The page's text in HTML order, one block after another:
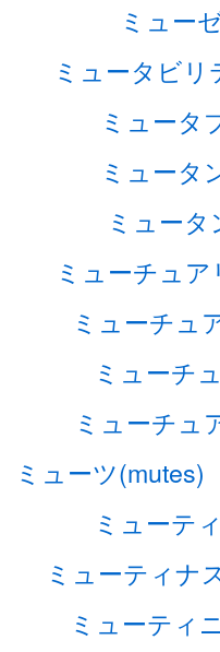
ミュー
ミュータビリ
ミュータ
ミュータ
ミュー
ミューチュ
ミューチュ
ミューチ
ミューチュ
ミューツ(mutes)
ミューテ
ミューティナ
ミューティ